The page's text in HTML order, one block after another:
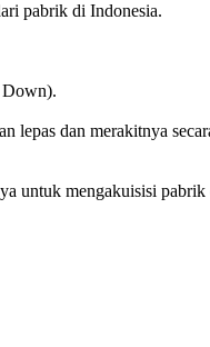
pabrik di Indonesia.
Down).
lepas dan merakitnya
untuk mengakuisisi